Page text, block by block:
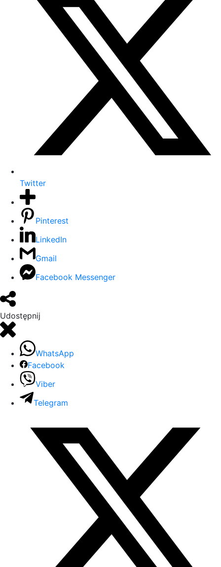
Twitter
Pinterest
LinkedIn
Gmail
Facebook Messenger
Udostępnij
WhatsApp
Facebook
Viber
Telegram